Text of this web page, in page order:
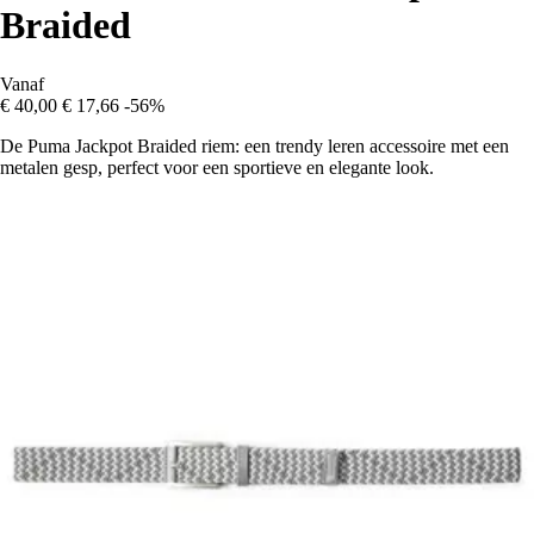
Braided
Vanaf
€ 40,00 € 17,66 -56%
De Puma Jackpot Braided riem: een trendy leren accessoire met een
metalen gesp, perfect voor een sportieve en elegante look.